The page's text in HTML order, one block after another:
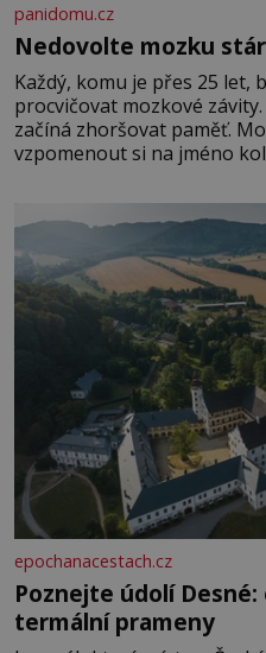
panidomu.cz
Nedovolte mozku
Každý, komu je přes 25 let,
procvičovat mozkové
začíná zhoršovat paměť.
vzpomenout si na jméno
Je to opravdu tak, s věkem
rozhodla stávkovat. Cvičte
epochanacestach.cz
Poznejte údolí
termální prameny